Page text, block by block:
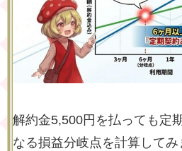
解約金5,500円を払っても定
なる損益分岐点を計算してみ